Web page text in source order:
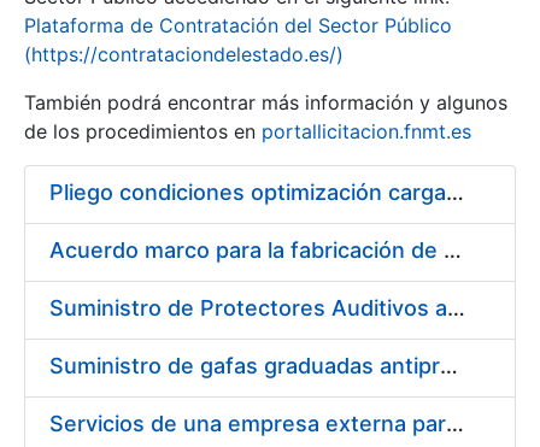
Show/Hide
Plataforma de Contratación del Sector Público
(https://contrataciondelestado.es/)
También podrá encontrar más información y algunos
de los procedimientos en portallicitacion.fnmt.es
Pliego condiciones optimización cargas compras firmado
Acuerdo marco para la fabricación de piezas
Suministro de Protectores Auditivos a medida para las personas trabajadoras de los Centros de Trabajo de Madrid y Burgos
Suministro de gafas graduadas antiproyecciones para los trabajadores de la FNMT-RCM en los centros de trabajo de Madrid y Burgos
Servicios de una empresa externa para el asesoramiento y resolución de los recursos de alzada que se presentan relacionados con procesos de selección para la FNMT-RCM